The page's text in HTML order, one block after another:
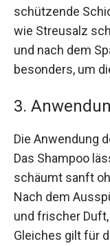
schützende
wie Streusalz
und nach dem
besonders, um
3.
Die Anwendung
Das Shampoo
schäumt sanft
Nach dem
und frischer
Gleiches gilt für